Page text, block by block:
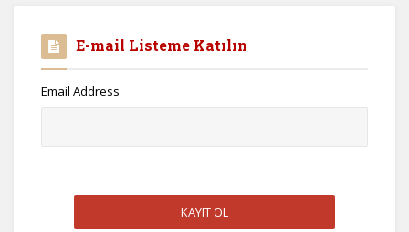
E-mail Listeme Katılın
Email Address